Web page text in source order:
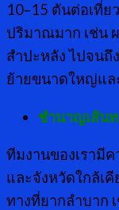
10–15 ตันต่อเที่ย
ปริมาณมาก เช่น
สำปะหลัง ไปจน
ย้ายขนาดใหญ่แ
ชำนาญเส้น
ทีมงานของเรามี
และจังหวัดใกล้เ
ทางที่ยากลำบาก